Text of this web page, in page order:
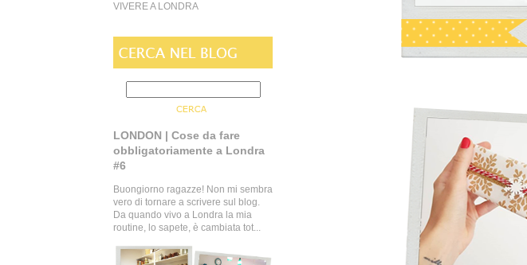
VIVERE A LONDRA
LONDON | Cose da fare
obbligatoriamente a Londra
#6
Buongiorno ragazze! Non mi sembra
vero di tornare a scrivere sul blog.
Da quando vivo a Londra la mia
routine, lo sapete, è cambiata tot...